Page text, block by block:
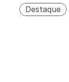
Destaque